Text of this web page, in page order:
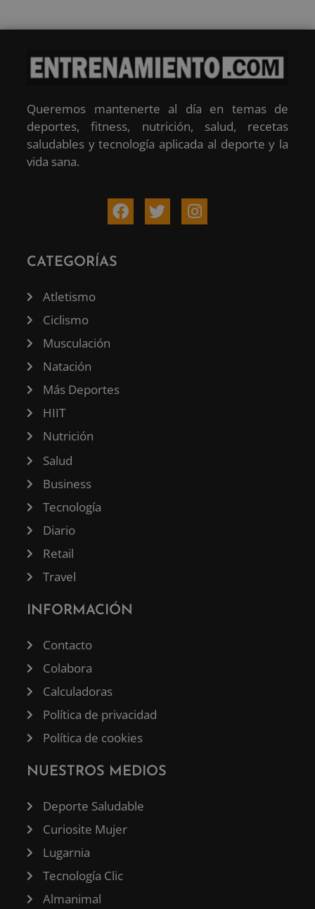
Queremos mantenerte al día en temas de
deportes, fitness, nutrición, salud, recetas
saludables y tecnología aplicada al deporte y la
vida sana.
CATEGORÍAS
Atletismo
Ciclismo
Musculación
Natación
Más Deportes
HIIT
Nutrición
Salud
Business
Tecnología
Diario
Retail
Travel
INFORMACIÓN
Contacto
Colabora
Calculadoras
Política de privacidad
Política de cookies
NUESTROS MEDIOS
Deporte Saludable
Curiosite Mujer
Lugarnia
Tecnología Clic
Almanimal